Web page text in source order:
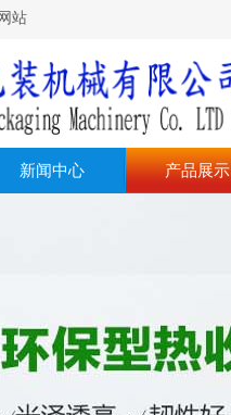
站
新闻中心 产品展示